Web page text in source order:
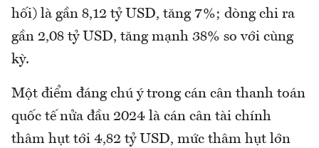
hối) là gần 8,12 tỷ USD, tăng 7%; dòng chi ra
gần 2,08 tỷ USD, tăng mạnh 38% so với cùng
kỳ.
Một điểm đáng chú ý trong cán cân thanh toán
quốc tế nửa đầu 2024 là cán cân tài chính
thâm hụt tới 4,82 tỷ USD, mức thâm hụt lớn